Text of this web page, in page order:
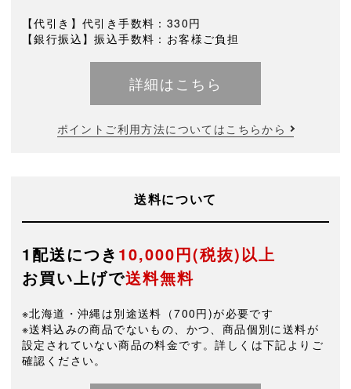
【代引き】代引き手数料：330円
【銀行振込】振込手数料：お客様ご負担
詳細はこちら
ポイントご利用方法についてはこちらから
送料について
1配送につき 10,000円(税抜)以上
お買い上げで送料無料
※北海道・沖縄は別途送料（700円)が必要です
※送料込みの商品でないもの、かつ、商品個別に送料が
設定されていない商品の料金です。詳しくは下記よりご
確認ください。